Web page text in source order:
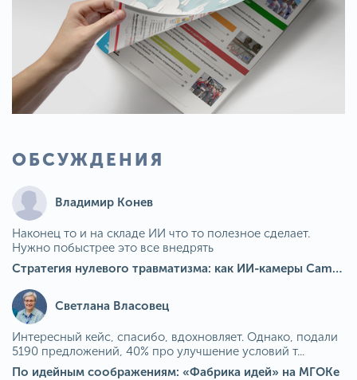
ОБСУЖДЕНИЯ
Владимир Конев
Наконец то и на складе ИИ что то полезное сделает.
Нужно побыстрее это все внедрять
Стратегия нулевого травматизма: как ИИ-камеры Camkord снижают риск наезда на пешехода при работе на погрузчике
Светлана Власовец
Интересный кейс, спасибо, вдохновляет. Однако, подали
5190 предложений, 40% про улучшение условий т...
По идейным соображениям: «Фабрика идей» на МГОКе